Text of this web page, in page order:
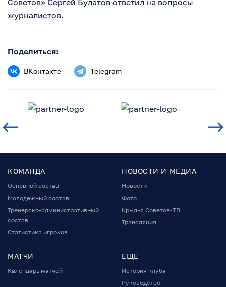
журналистов.
Поделиться:
ВКонтакте Telegram
КОМАНДА
Основной состав
Молодежный состав
Тренерско-административный
состав
Статистика игроков
НОВОСТИ И МЕДИА
Новости
Фото
Крылья Советов-ТВ
Трансляция
МАТЧИ
Календарь матчей
ЕЩЕ
История клуба
Руководство